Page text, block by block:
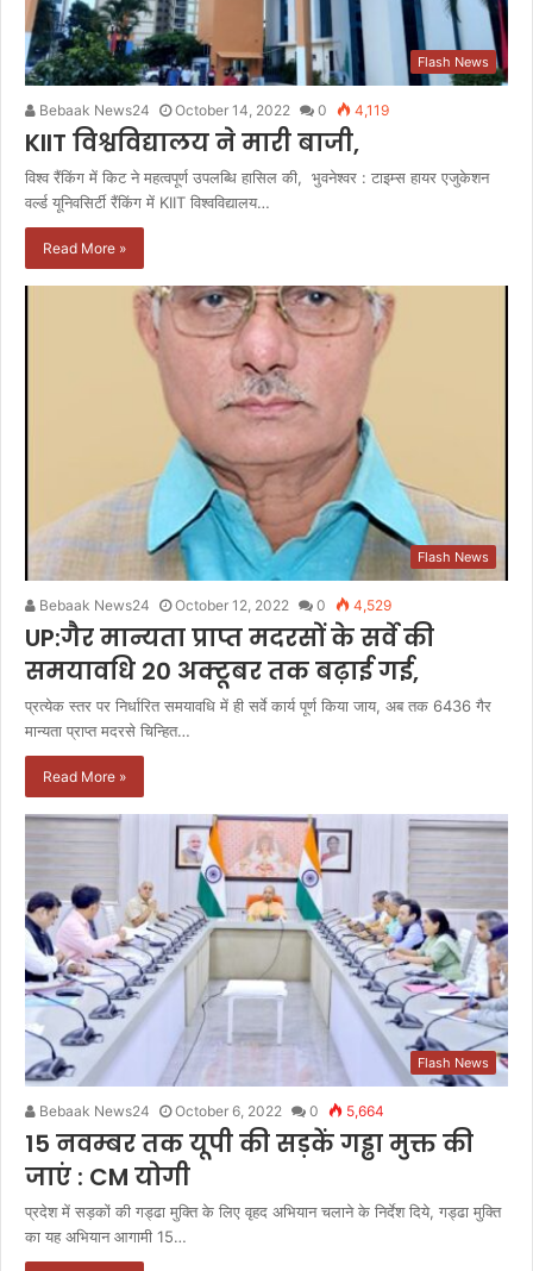
Flash News
Bebaak News24 October 14, 2022 0 4,119
KIIT विश्वविद्यालय ने मारी बाजी,
विश्व रैंकिंग में किट ने महत्वपूर्ण उपलब्धि हासिल की, भुवनेश्वर : टाइम्स हायर एजुकेशन
वर्ल्ड यूनिवसिर्टी रैंकिंग में KIIT विश्वविद्यालय…
Read More »
Flash News
Bebaak News24 October 12, 2022 0 4,529
UP:गैर मान्यता प्राप्त मदरसों के सर्वे की
समयावधि 20 अक्टूबर तक बढ़ाई गई,
प्रत्येक स्तर पर निर्धारित समयावधि में ही सर्वे कार्य पूर्ण किया जाय, अब तक 6436 गैर
मान्यता प्राप्त मदरसे चिन्हित…
Read More »
Flash News
Bebaak News24 October 6, 2022 0 5,664
15 नवम्बर तक यूपी की सड़कें गड्ढा मुक्त की
जाएं : CM योगी
प्रदेश में सड़कों की गड्ढा मुक्ति के लिए वृहद अभियान चलाने के निर्देश दिये, गड्ढा मुक्ति
का यह अभियान आगामी 15…